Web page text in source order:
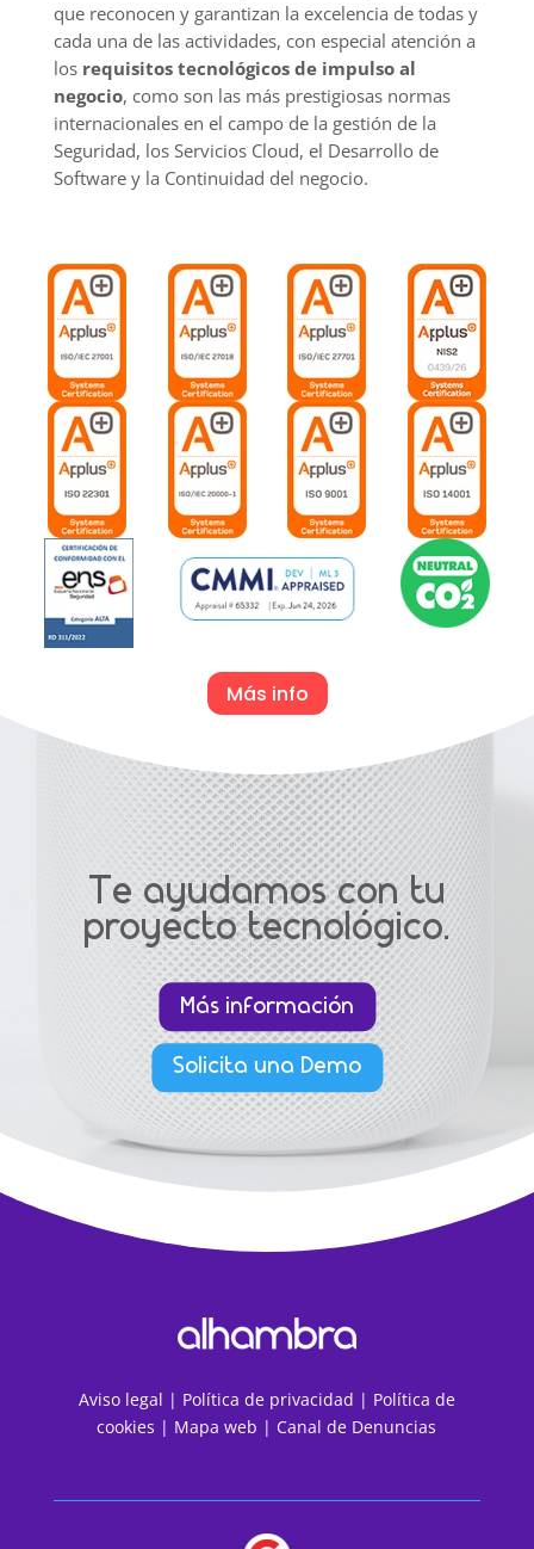
que reconocen y garantizan la excelencia de todas y
cada una de las actividades, con especial atención a
los requisitos tecnológicos de impulso al
negocio, como son las más prestigiosas normas
internacionales en el campo de la gestión de la
Seguridad, los Servicios Cloud, el Desarrollo de
Software y la Continuidad del negocio.
Más info
Te ayudamos con tu
proyecto tecnológico.
Más información
Solicita una Demo
Aviso legal | Política de privacidad | Política de
cookies | Mapa web |Canal de Denuncias